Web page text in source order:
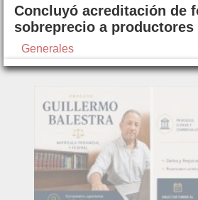
Concluyó acreditación de
sobreprecio a productores
Generales